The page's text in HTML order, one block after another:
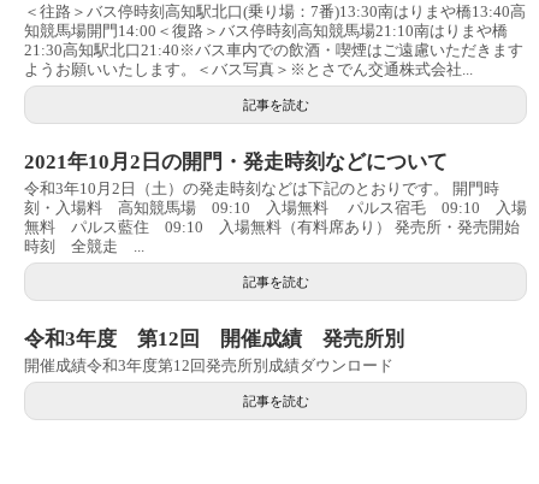
＜往路＞バス停時刻高知駅北口(乗り場：7番)13:30南はりまや橋13:40高
知競馬場開門14:00＜復路＞バス停時刻高知競馬場21:10南はりまや橋
21:30高知駅北口21:40※バス車内での飲酒・喫煙はご遠慮いただきます
ようお願いいたします。＜バス写真＞※とさでん交通株式会社...
記事を読む
2021年10月2日の開門・発走時刻などについて
令和3年10月2日（土）の発走時刻などは下記のとおりです。 開門時
刻・入場料 高知競馬場 09:10 入場無料 パルス宿毛 09:10 入場
無料 パルス藍住 09:10 入場無料（有料席あり） 発売所・発売開始
時刻 全競走 ...
記事を読む
令和3年度 第12回 開催成績 発売所別
開催成績令和3年度第12回発売所別成績ダウンロード
記事を読む